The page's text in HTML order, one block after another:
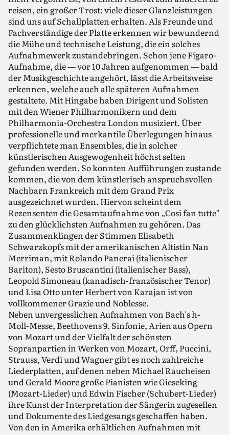
reisen, ein großer Trost: viele dieser Glanzleistungen
sind uns auf Schallplatten erhalten. Als Freunde und
Fachverständige der Platte erkennen wir bewundernd
die Mühe und technische Leistung, die ein solches
Aufnahmewerk zustandebringen. Schon jene Figaro-
Aufnahme, die — vor 10 Jahren aufgenommen — bald
der Musikgeschichte angehört, lässt die Arbeitsweise
erkennen, welche auch alle späteren Aufnahmen
gestaltete. Mit Hingabe haben Dirigent und Solisten
mit den Wiener Philharmonikern und dem
Philharmonia-Orchestra London musiziert. Über
professionelle und merkantile Überlegungen hinaus
verpflichtete man Ensembles, die in solcher
künstlerischen Ausgewogenheit höchst selten
gefunden werden. So konnten Aufführungen zustande
kommen, die von dem künstlerisch anspruchsvollen
Nachbarn Frankreich mit dem Grand Prix
ausgezeichnet wurden. Hiervon scheint dem
Rezensenten die Gesamtaufnahme von „Cosi fan tutte"
zu den glücklichsten Aufnahmen zu gehören. Das
Zusammenklingen der Stimmen Elisabeth
Schwarzkopfs mit der amerikanischen Altistin Nan
Merriman, mit Rolando Panerai (italienischer
Bariton), Sesto Bruscantini (italienischer Bass),
Leopold Simoneau (kanadisch-französischer Tenor)
und Lisa Otto unter Herbert von Karajan ist von
vollkommener Grazie und Noblesse.
Neben unvergesslichen Aufnahmen von Bach's h-
Moll-Messe, Beethovens 9. Sinfonie, Arien aus Opern
von Mozart und der Vielfalt der schönsten
Sopranpartien in Werken von Mozart, Orff, Puccini,
Strauss, Verdi und Wagner gibt es noch zahlreiche
Liederplatten, auf denen neben Michael Raucheisen
und Gerald Moore große Pianisten wie Gieseking
(Mozart-Lieder) und Edwin Fischer (Schubert-Lieder)
ihre Kunst der Interpretation der Sängerin zugesellen
und Dokumente des Liedgesangs geschaffen haben.
Von den in Amerika erhältlichen Aufnahmen mit